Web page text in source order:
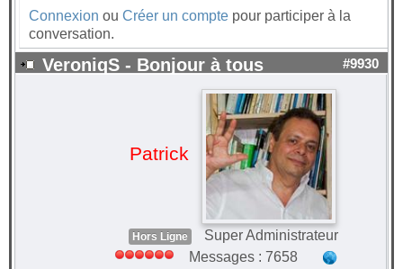
Connexion ou Créer un compte pour participer à la
conversation.
VeroniqS - Bonjour à tous #9930
Patrick
Hors Ligne
Super Administrateur
Messages : 7658